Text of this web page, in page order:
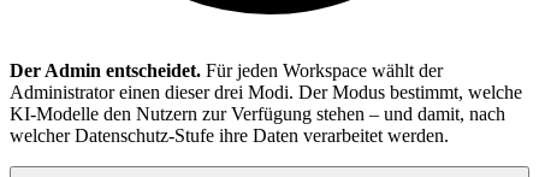
Der Admin entscheidet. Für jeden Workspace wählt der
Administrator einen dieser drei Modi. Der Modus bestimmt, welche
KI-Modelle den Nutzern zur Verfügung stehen – und damit, nach
welcher Datenschutz-Stufe ihre Daten verarbeitet werden.